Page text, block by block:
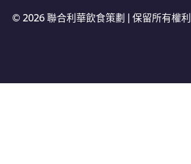
© 2026 聯合利華飲食策劃 | 保留所有權利